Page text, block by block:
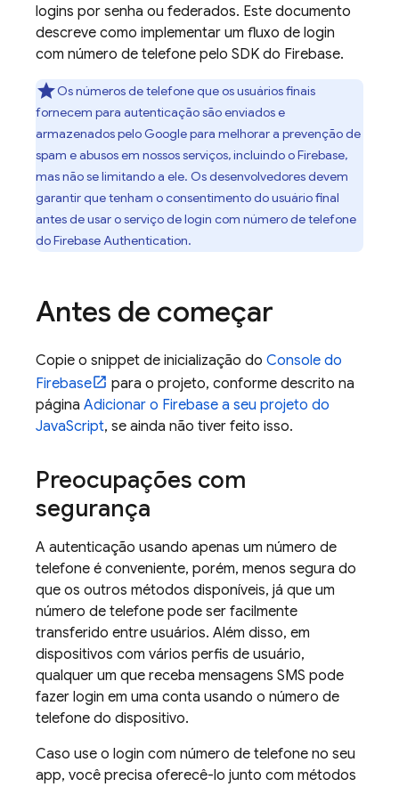
logins por senha ou federados. Este documento
descreve como implementar um fluxo de login
com número de telefone pelo SDK do Firebase.
Os números de telefone que os usuários finais
fornecem para autenticação são enviados e
armazenados pelo Google para melhorar a prevenção de
spam e abusos em nossos serviços, incluindo o Firebase,
mas não se limitando a ele. Os desenvolvedores devem
garantir que tenham o consentimento do usuário final
antes de usar o serviço de login com número de telefone
doFirebase Authentication.
Antes de começar
Copie o snippet de inicialização do Console do
Firebase
para o projeto, conforme descrito na
página Adicionar o Firebase a seu projeto do
JavaScript, se ainda não tiver feito isso.
Preocupações com
segurança
A autenticação usando apenas um número de
telefone é conveniente, porém, menos segura do
que os outros métodos disponíveis, já que um
número de telefone pode ser facilmente
transferido entre usuários. Além disso, em
dispositivos com vários perfis de usuário,
qualquer um que receba mensagens SMS pode
fazer login em uma conta usando o número de
telefone do dispositivo.
Caso use o login com número de telefone no seu
app, você precisa oferecê-lo junto com métodos